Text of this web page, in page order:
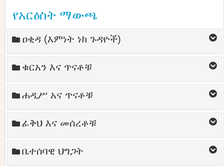
የአርዕስት ማውጫ
ዐቂዳ (እምነት ነክ ጉዳዮች)
ቁርአን እና ጥናቶቹ
ሐዲሥ አና ጥናቶቹ
ፊቅህ እና መሰረቶቹ
ቤተሰባዊ ህግጋት